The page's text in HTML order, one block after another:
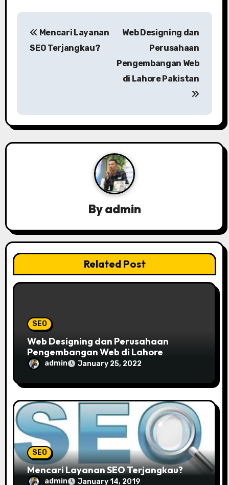
P
a
v
t
i
o
Mencari Layanan
SEO Terjangkau?
Web Designing dan
Perusahaan
Pengembangan Web
di Lahore Pakistan
Byadmin
Related Post
SEO
Web Designing dan Perusahaan
Pengembangan Web di Lahore
Pakistan
admin January 25, 2022
SEO
Mencari Layanan SEO Terjangkau?
admin January 14, 2019